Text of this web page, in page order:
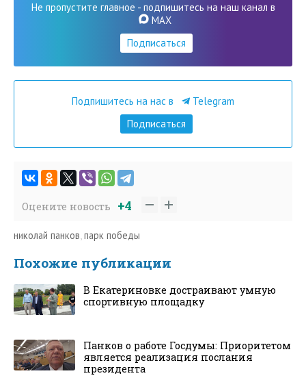
Не пропустите главное - подпишитесь на наш канал в
MAX
Подписаться
Подпишитесь на нас в
Telegram
Подписаться
Оцените новость +4
николай панков парк победы
Похожие публикации
В Екатериновке достраивают умную
спортивную площадку
Панков о работе Госдумы: Приоритетом
является реализация послания
президента